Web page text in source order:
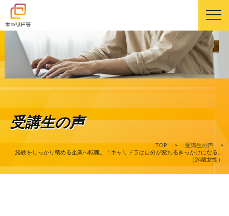
受講生の声
TOP > 受講生の声
>
経験をしっかり積める企業へ転職。「キャリドラは自分が変わるきっかけになる」
（24歳女性）
キャリドラについて
キャリドラの強み
コース・カリキュラム
受講生の声